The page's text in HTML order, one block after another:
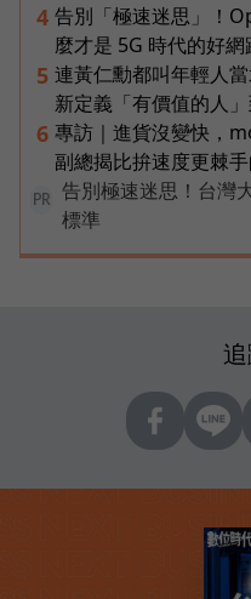
4 告別「極速迷思」！
麼才是 5G 時代的好網
5 連黃仁勳都叫年輕人
新定義「有價值的人
6 專訪｜進貨沒變快，
副總揭比拚速度更棘
PR
告別極速迷思！台灣
標準